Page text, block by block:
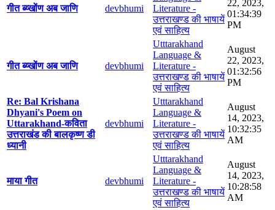
गीत ब्य्खोंण अब जाणि devbhumi
Literature -
उत्तराखण्ड की भाषायें
एवं साहित्य
22, 2023,
01:34:39
PM
गीत ब्य्खोंण अब जाणि devbhumi
Utttarakhand
Language &
Literature -
उत्तराखण्ड की भाषायें
एवं साहित्य
August
22, 2023,
01:32:56
PM
Re: Bal Krishana
Dhyani's Poem on
Uttarakhand-कविता
उत्तराखंड की बालकृष्ण डी
ध्यानी
devbhumi
Utttarakhand
Language &
Literature -
उत्तराखण्ड की भाषायें
एवं साहित्य
August
14, 2023,
10:32:35
AM
माया गीत devbhumi
Utttarakhand
Language &
Literature -
उत्तराखण्ड की भाषायें
एवं साहित्य
August
14, 2023,
10:28:58
AM